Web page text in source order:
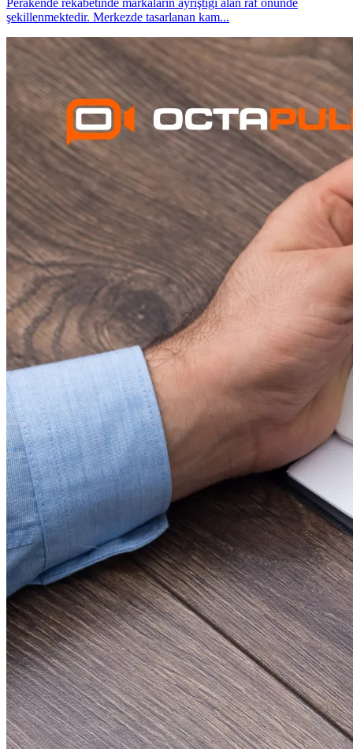
Perakende rekabetinde markaların ayrıştığı alan raf önünde
şekillenmektedir. Merkezde tasarlanan kam...